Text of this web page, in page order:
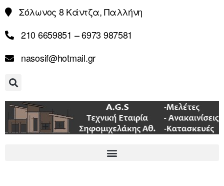
Σόλωνος 8 Κάντζα, Παλλήνη
210 6659851 – 6973 987581
nasosif@hotmail.gr